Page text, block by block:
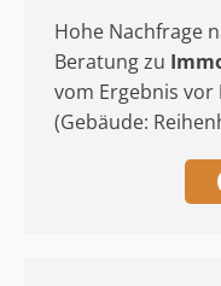
Hohe Nachfrage
Beratung zu
vom Ergebnis vor
(Gebäude: